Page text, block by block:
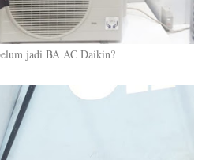
jadi BA AC Daikin?